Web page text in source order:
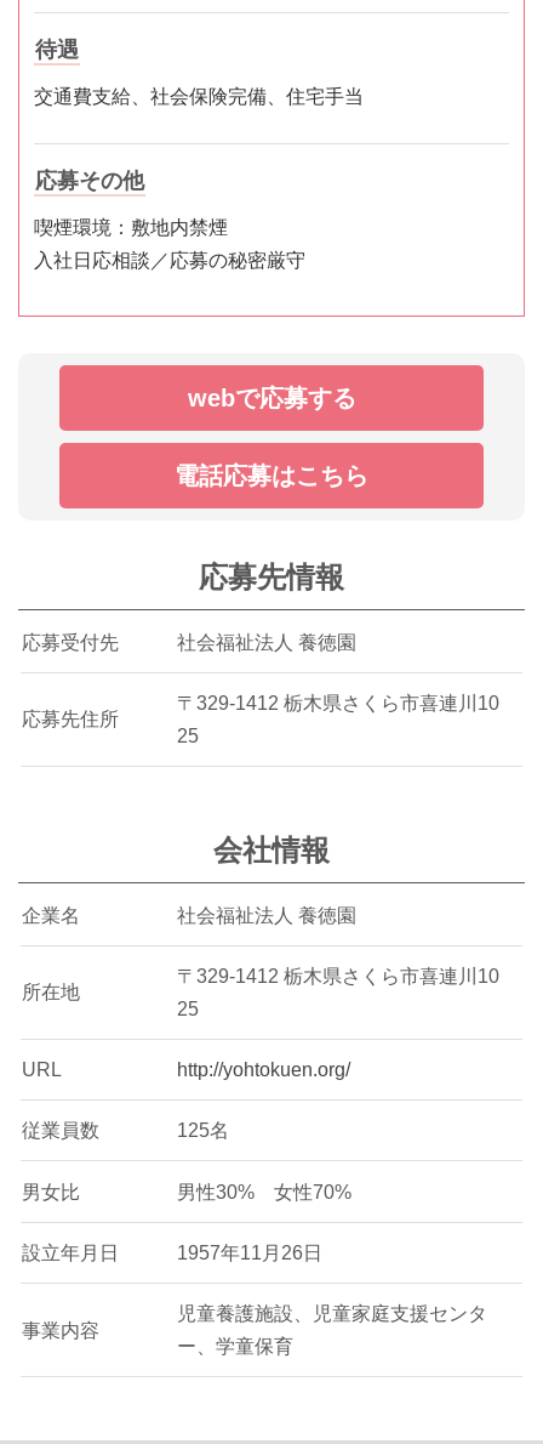
待遇
交通費支給、社会保険完備、住宅手当
応募その他
喫煙環境：敷地内禁煙
入社日応相談／応募の秘密厳守
webで応募する
電話応募はこちら
応募先情報
応募受付先 社会福祉法人 養徳園
応募先住所
〒329-1412 栃木県さくら市喜連川10
25
会社情報
企業名 社会福祉法人 養徳園
所在地
〒329-1412 栃木県さくら市喜連川10
25
URL http://yohtokuen.org/
従業員数 125名
男女比 男性30% 女性70%
設立年月日 1957年11月26日
事業内容
児童養護施設、児童家庭支援センタ
ー、学童保育